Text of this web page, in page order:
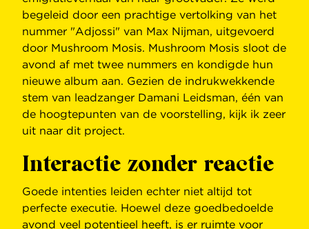
begeleid door een prachtige vertolking van het
nummer "Adjossi" van Max Nijman, uitgevoerd
door Mushroom Mosis. Mushroom Mosis sloot de
avond af met twee nummers en kondigde hun
nieuwe album aan. Gezien de indrukwekkende
stem van leadzanger Damani Leidsman, één van
de hoogtepunten van de voorstelling, kijk ik zeer
uit naar dit project.
Interactie zonder reactie
Goede intenties leiden echter niet altijd tot
perfecte executie. Hoewel deze goedbedoelde
avond veel potentieel heeft, is er ruimte voor